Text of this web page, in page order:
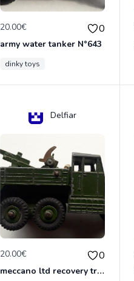
20.00€ 0
army water tanker N°643
dinky toys
Delfiar
20.00€ 0
meccano ltd recovery tractor N°661